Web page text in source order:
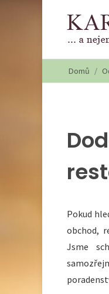
Domů
Pokud
obchod,
Jsme